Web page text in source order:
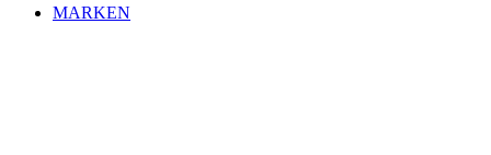
MARKEN